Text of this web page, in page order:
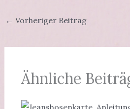
← Vorheriger Beitrag
Ähnliche